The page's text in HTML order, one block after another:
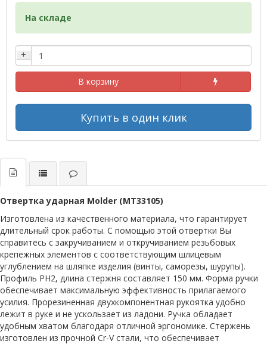
На складе
+
В корзину
Купить в один клик
Отвертка ударная Molder (MT33105)
Изготовлена из качественного материала, что гарантирует
длительный срок работы. С помощью этой отвертки Вы
справитесь с закручиванием и откручиванием резьбовых
крепежных элементов с соответствующим шлицевым
углублением на шляпке изделия (винты, саморезы, шурупы).
Профиль PH2, длина стержня составляет 150 мм. Форма ручки
обеспечивает максимальную эффективность прилагаемого
усилия. Прорезиненная двухкомпонентная рукоятка удобно
лежит в руке и не ускользает из ладони. Ручка обладает
удобным хватом благодаря отличной эргономике. Стержень
изготовлен из прочной Cr-V стали, что обеспечивает